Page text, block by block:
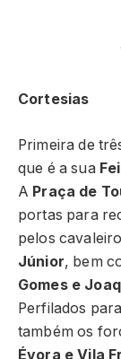
Cortesias
Primeira de
que é a sua
A Praça de
portas para
pelos
Júnior, bem
Gomes e
Perfilados
também os
Évora e Vila